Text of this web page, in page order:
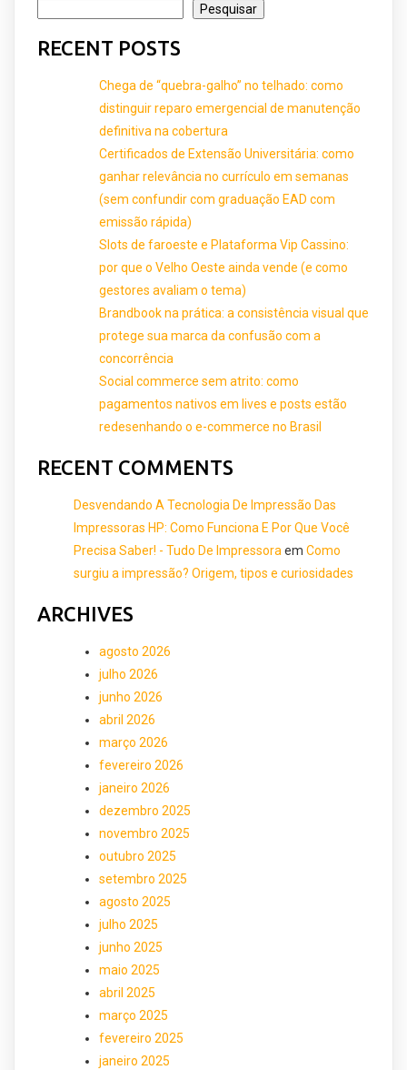
Pesquisar
RECENT POSTS
Chega de “quebra-galho” no telhado: como
distinguir reparo emergencial de manutenção
definitiva na cobertura
Certificados de Extensão Universitária: como
ganhar relevância no currículo em semanas
(sem confundir com graduação EAD com
emissão rápida)
Slots de faroeste e Plataforma Vip Cassino:
por que o Velho Oeste ainda vende (e como
gestores avaliam o tema)
Brandbook na prática: a consistência visual que
protege sua marca da confusão com a
concorrência
Social commerce sem atrito: como
pagamentos nativos em lives e posts estão
redesenhando o e-commerce no Brasil
RECENT COMMENTS
Desvendando A Tecnologia De Impressão Das
Impressoras HP: Como Funciona E Por Que Você
Precisa Saber! - Tudo De Impressora em Como
surgiu a impressão? Origem, tipos e curiosidades
ARCHIVES
agosto 2026
julho 2026
junho 2026
abril 2026
março 2026
fevereiro 2026
janeiro 2026
dezembro 2025
novembro 2025
outubro 2025
setembro 2025
agosto 2025
julho 2025
junho 2025
maio 2025
abril 2025
março 2025
fevereiro 2025
janeiro 2025